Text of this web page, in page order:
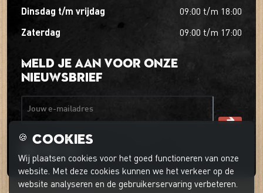
dinsdag t/m vrijdag 09:00 t/m 18:00
zaterdag 09:00 t/m 17:00
Meld je aan voor onze
nieuwsbrief
🍪 Cookies
Wij plaatsen cookies voor het goed functioneren van onze
website. Met deze cookies kunnen we het verkeer op de
website analyseren en de gebruikerservaring verbeteren.